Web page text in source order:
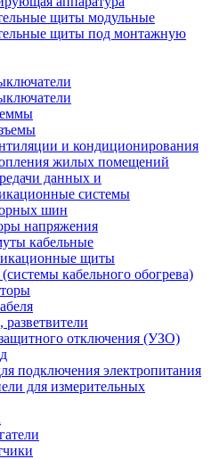
щиты модульные
щиты под монтажную
и кондиционирования
жилых помещений
данных и
системы
шин
напряжения
кабельные
щиты
кабельного обогрева)
отключения (УЗО)
подключения электропитания
для измерительных